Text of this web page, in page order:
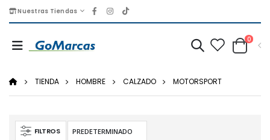
Nuestras Tiendas
0
TIENDA HOMBRE CALZADO MOTORSPORT
FILTROS